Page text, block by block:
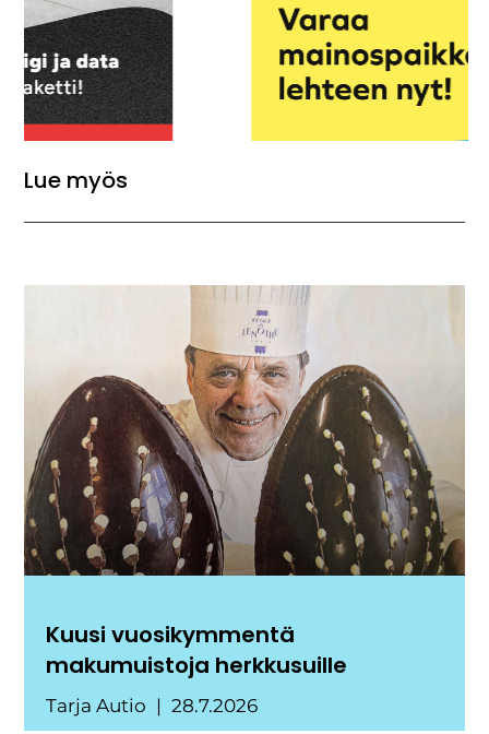
Lue myös
Kuusi vuosikymmentä
makumuistoja herkkusuille
Tarja Autio 28.7.2026